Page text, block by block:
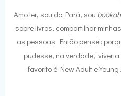
Amo ler, sou do Pará, sou
sobre livros, compartilhar
as pessoas. Então pensei:
pudesse, na verdade,
favorito é New Adult e